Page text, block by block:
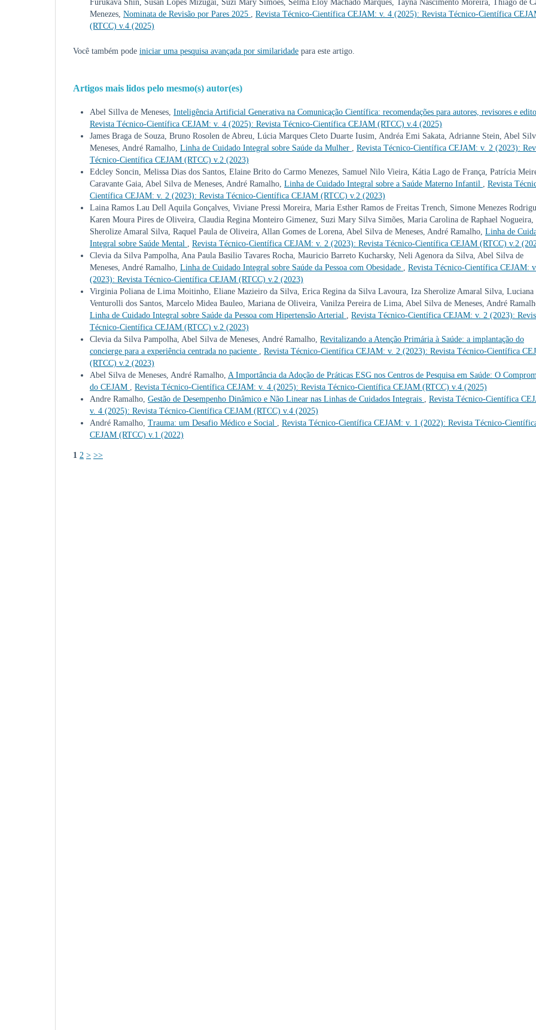
Furukava Shin, Susan Lopes Mizugai, Suzi Mary Simões, Selma Eloy Machado Marques, Taynã Nascimento Moreira, Thiago de
Menezes, Nominata de Revisão por Pares 2025
Revista Técnico-Científica CEJAM: v. 4 (2025): Revista Técnico-Científica
(RTCC) v.4 (2025)
Você também pode iniciar uma pesquisa avançada por similaridade para este artigo.
Artigos mais lidos pelo mesmo(s) autor(es)
Abel Sillva de Meneses, Inteligência Artificial Generativa na Comunicação Científica: recomendações para autores, revisores e
Revista Técnico-Científica CEJAM: v. 4 (2025): Revista Técnico-Científica CEJAM (RTCC) v.4 (2025)
James Braga de Souza, Bruno Rosolen de Abreu, Lúcia Marques Cleto Duarte Iusim, Andréa Emi Sakata, Adrianne Stein, Abel
Meneses, André Ramalho, Linha de Cuidado Integral sobre Saúde da Mulher
Revista Técnico-Científica CEJAM: v. 2 (2023):
Técnico-Científica CEJAM (RTCC) v.2 (2023)
Edcley Soncin, Melissa Dias dos Santos, Elaine Brito do Carmo Menezes, Samuel Nilo Vieira, Kátia Lago de França, Patrícia
Caravante Gaia, Abel Silva de Meneses, André Ramalho, Linha de Cuidado Integral sobre a Saúde Materno Infantil
Revista
Científica CEJAM: v. 2 (2023): Revista Técnico-Científica CEJAM (RTCC) v.2 (2023)
Laina Ramos Lau Dell Aquila Gonçalves, Viviane Pressi Moreira, Maria Esther Ramos de Freitas Trench, Simone Menezes
Karen Moura Pires de Oliveira, Claudia Regina Monteiro Gimenez, Suzi Mary Silva Simões, Maria Carolina de Raphael Nogueira,
Sherolize Amaral Silva, Raquel Paula de Oliveira, Allan Gomes de Lorena, Abel Silva de Meneses, André Ramalho, Linha de
Integral sobre Saúde Mental
Revista Técnico-Científica CEJAM: v. 2 (2023): Revista Técnico-Científica CEJAM (RTCC) v.2
Clevia da Silva Pampolha, Ana Paula Basilio Tavares Rocha, Mauricio Barreto Kucharsky, Neli Agenora da Silva, Abel Silva de
Meneses, André Ramalho, Linha de Cuidado Integral sobre Saúde da Pessoa com Obesidade
Revista Técnico-Científica CEJAM:
(2023): Revista Técnico-Científica CEJAM (RTCC) v.2 (2023)
Virginia Poliana de Lima Moitinho, Eliane Mazieiro da Silva, Erica Regina da Silva Lavoura, Iza Sherolize Amaral Silva, Luciana
Venturolli dos Santos, Marcelo Midea Bauleo, Mariana de Oliveira, Vanilza Pereira de Lima, Abel Silva de Meneses, André
Linha de Cuidado Integral sobre Saúde da Pessoa com Hipertensão Arterial
Revista Técnico-Científica CEJAM: v. 2 (2023):
Técnico-Científica CEJAM (RTCC) v.2 (2023)
Clevia da Silva Pampolha, Abel Silva de Meneses, André Ramalho, Revitalizando a Atenção Primária à Saúde: a implantação do
concierge para a experiência centrada no paciente
Revista Técnico-Científica CEJAM: v. 2 (2023): Revista Técnico-Científica
(RTCC) v.2 (2023)
Abel Silva de Meneses, André Ramalho, A Importância da Adoção de Práticas ESG nos Centros de Pesquisa em Saúde: O
do CEJAM
Revista Técnico-Científica CEJAM: v. 4 (2025): Revista Técnico-Científica CEJAM (RTCC) v.4 (2025)
Andre Ramalho, Gestão de Desempenho Dinâmico e Não Linear nas Linhas de Cuidados Integrais
Revista Técnico-Científica
v. 4 (2025): Revista Técnico-Científica CEJAM (RTCC) v.4 (2025)
André Ramalho, Trauma: um Desafio Médico e Social
Revista Técnico-Científica CEJAM: v. 1 (2022): Revista Técnico-
CEJAM (RTCC) v.1 (2022)
1 2 > >>